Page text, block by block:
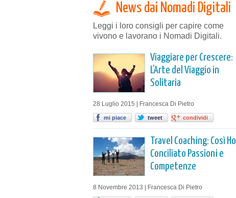
News dai Nomadi Digitali
Leggi i loro consigli per capire come
vivono e lavorano i Nomadi Digitali.
Viaggiare per Crescere:
L’Arte del Viaggio in
Solitaria
28 Luglio 2015 | Francesca Di Pietro
mi piace tweet condividi
Travel Coaching: Così Ho
Conciliato Passioni e
Competenze
8 Novembre 2013 | Francesca Di Pietro